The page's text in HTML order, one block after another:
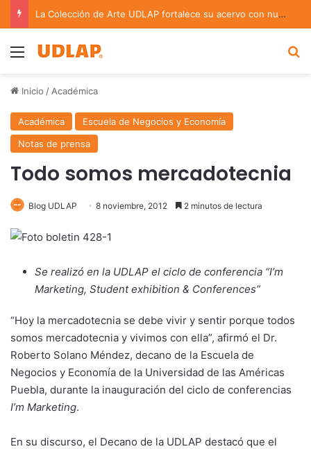
La Colección de Arte UDLAP fortalece su acervo con nuevas obras de artistas emergentes y consolidados
Menu
Inicio / Académica
Académica
Escuela de Negocios y Economía
Notas de prensa
Todo somos mercadotecnia
Blog UDLAP 8 noviembre, 2012 2 minutos de lectura
Se realizó en la UDLAP el ciclo de conferencia “I’m
Marketing, Student exhibition & Conferences”
“Hoy la mercadotecnia se debe vivir y sentir porque todos
somos mercadotecnia y vivimos con ella”, afirmó el Dr.
Roberto Solano Méndez, decano de la Escuela de
Negocios y Economía de la Universidad de las Américas
Puebla, durante la inauguración del ciclo de conferencias
I’m Marketing.
En su discurso, el Decano de la UDLAP destacó que el